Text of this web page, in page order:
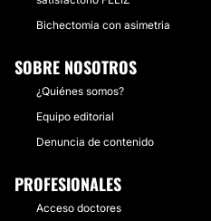
Bichectomia con asimetria
SOBRE NOSOTROS
¿Quiénes somos?
Equipo editorial
Denuncia de contenido
PROFESIONALES
Acceso doctores